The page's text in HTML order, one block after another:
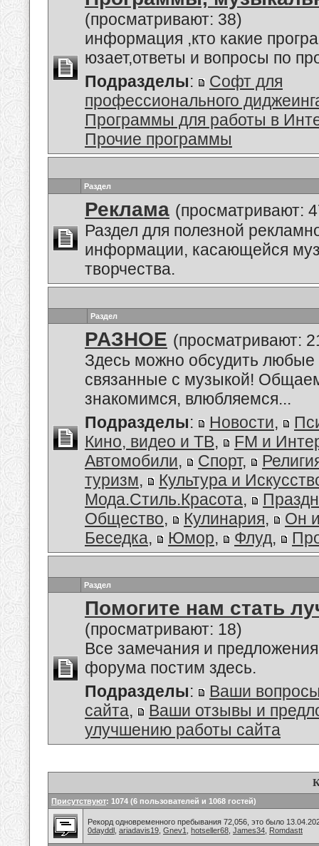
(просматривают: 38)
информация ,кто какие
юзает,ответы и вопросы по
Подразделы:
Софт для
профессионального
Программы для работы в
Прочие программы
Раздел
Реклама (просматривают:
Раздел для полезной
информации, касающейся
творчества.
Раздел
РАЗНОЕ (просматривают:
Здесь можно обсудить
связанные с музыкой!
знакомимся, влюбляемся...
Подразделы: Новости,
Кино, видео и ТВ,
FM и
Автомобили, Спорт,
туризм,
Культура и
Мода.Стиль.Красота,
Общество, Кулинария,
Он
Беседка, Юмор, Флуд,
Раздел
Помогите нам стать
(просматривают: 18)
Все замечания и
форума постим здесь.
Подразделы:
Ваши
сайта,
Ваши отзывы и
улучшению работы сайта
Присутствуют: 1074 (6 пользователей и 1068 гостей)
Рекорд одновременного пребывания 72,056, это было
0dayddl ariadavis19 Gnev1 hotseller68 James34 Romdastt